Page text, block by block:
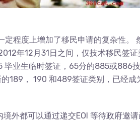
定程度上增加了移民申请的复杂性。
年12月31日之间，仅技术移民签证
毕业生临时签证，65分的885或886
189， 190 和489签证类别，已经成
外都可以通过递交EOI 等待政府邀请